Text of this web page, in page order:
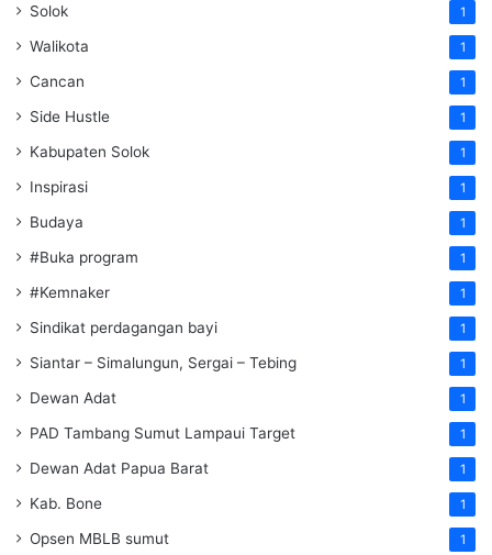
Solok 1
Walikota 1
Cancan 1
Side Hustle 1
Kabupaten Solok 1
Inspirasi 1
Budaya 1
#Buka program 1
#Kemnaker 1
Sindikat perdagangan bayi 1
Siantar – Simalungun, Sergai – Tebing 1
Dewan Adat 1
PAD Tambang Sumut Lampaui Target 1
Dewan Adat Papua Barat 1
Kab. Bone 1
Opsen MBLB sumut 1